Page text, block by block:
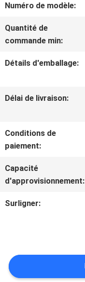
NOUS
DE
QUALITÉ
CONTACTEZ-
NOUS
Numéro de modèle:
Quantité de
commande min:
Détails d'emballage:
Délai de livraison:
Conditions de
paiement:
Capacité
d'approvisionnement:
Surligner: